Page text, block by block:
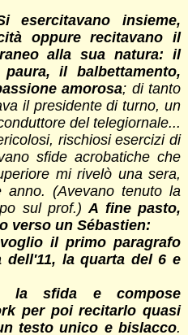
esercitavano insieme,
oppure recitavano il
alla sua natura: il
il balbettamento,
amorosa; di tanto
il presidente di turno, un
del telegiornale...
rischiosi esercizi di
sfide acrobatiche che
mi rivelò una sera,
(Avevano tenuto la
sul prof.)A fine pasto,
verso un Sébastien:
il primo paragrafo
la quarta del 6 e
la sfida e compose
per poi recitarlo quasi
testo unico e bislacco.